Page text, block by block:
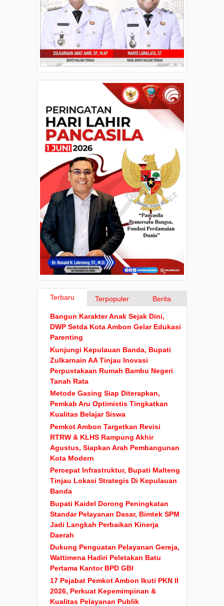
Terbaru Terpopuler Berita
Bangun Karakter Anak Sejak Dini,
DWP Setda Kota Ambon Gelar Edukasi
Parenting
Kunjungi Kepulauan Banda, Bupati
Zulkarnain AA Tinjau Inovasi
Perpustakaan Rumah Bambu Negeri
Tanah Rata
Metode Gasing Siap Diterapkan,
Pemkab Aru Optimistis Tingkatkan
Kualitas Belajar Siswa
Pemkot Ambon Targetkan Revisi
RTRW & KLHS Rampung Akhir
Agustus, Siapkan Arah Pembangunan
Kota Modern
Percepat Infrastruktur, Bupati Malteng
Tinjau Lokasi Strategis Di Kepulauan
Banda
Bupati Kaidel Dorong Peningkatan
Standar Pelayanan Dasar, Bimtek SPM
Jadi Langkah Perbaikan Kinerja
Daerah
Dukung Penguatan Pelayanan Gereja,
Wattimena Hadiri Peletakan Batu
Pertama Kantor BPD GBI
17 Pejabat Pemkot Ambon Ikuti PKN II
2026, Perkuat Kepemimpinan &
Kualitas Pelayanan Publik